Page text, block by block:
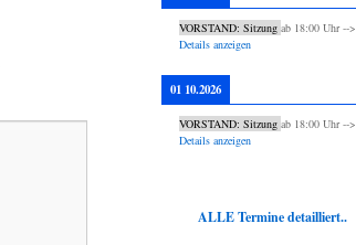
VORSTAND: Sitzung ab 18:00Uhr -->
Details anzeigen
01 10.2026
VORSTAND: Sitzung ab 18:00Uhr -->
Details anzeigen
ALLE Termine detailliert..